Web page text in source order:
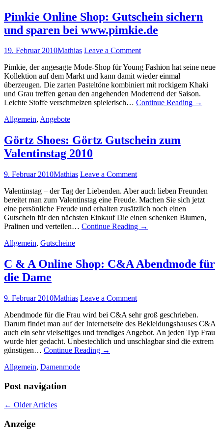
Pimkie Online Shop: Gutschein sichern
und sparen bei www.pimkie.de
19. Februar 2010Mathias Leave a Comment
Pimkie, der angesagte Mode-Shop für Young Fashion hat seine neue
Kollektion auf dem Markt und kann damit wieder einmal
überzeugen. Die zarten Pasteltöne kombiniert mit rockigem Khaki
und Grau treffen genau den angehenden Modetrend der Saison.
Leichte Stoffe verschmelzen spielerisch… Continue Reading →
Allgemein, Angebote
Görtz Shoes: Görtz Gutschein zum
Valentinstag 2010
9. Februar 2010Mathias Leave a Comment
Valentinstag – der Tag der Liebenden. Aber auch lieben Freunden
bereitet man zum Valentinstag eine Freude. Machen Sie sich jetzt
eine persönliche Freude und erhalten zusätzlich noch einen
Gutschein für den nächsten Einkauf Die einen schenken Blumen,
Pralinen und verteilen… Continue Reading →
Allgemein, Gutscheine
C & A Online Shop: C&A Abendmode für
die Dame
9. Februar 2010Mathias Leave a Comment
Abendmode für die Frau wird bei C&A sehr groß geschrieben.
Darum findet man auf der Internetseite des Bekleidungshauses C&A
auch ein sehr vielseitiges und trendiges Angebot. An jeden Typ Frau
wurde hier gedacht. Unbestechlich und unschlagbar sind die extrem
günstigen… Continue Reading →
Allgemein, Damenmode
Post navigation
← Older Articles
Anzeige